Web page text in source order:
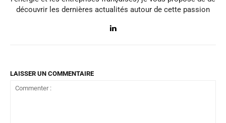
découvrir les dernières actualités autour de cette passion
LAISSER UN COMMENTAIRE